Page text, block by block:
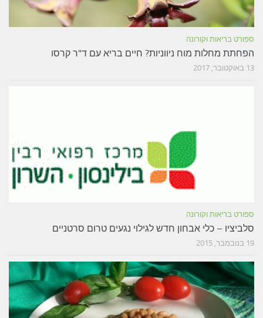
ספורט בריאות וקורונה
הפחתת מחלות מוח ניווניות? חיים בריא עם ד"ר קרסו
13 באוקטובר, 2017
ספורט בריאות וקורונה
סלביציו – כלי אבחון חדש לגילוי נגעים טרום סרטניים
19 בנובמבר, 2015